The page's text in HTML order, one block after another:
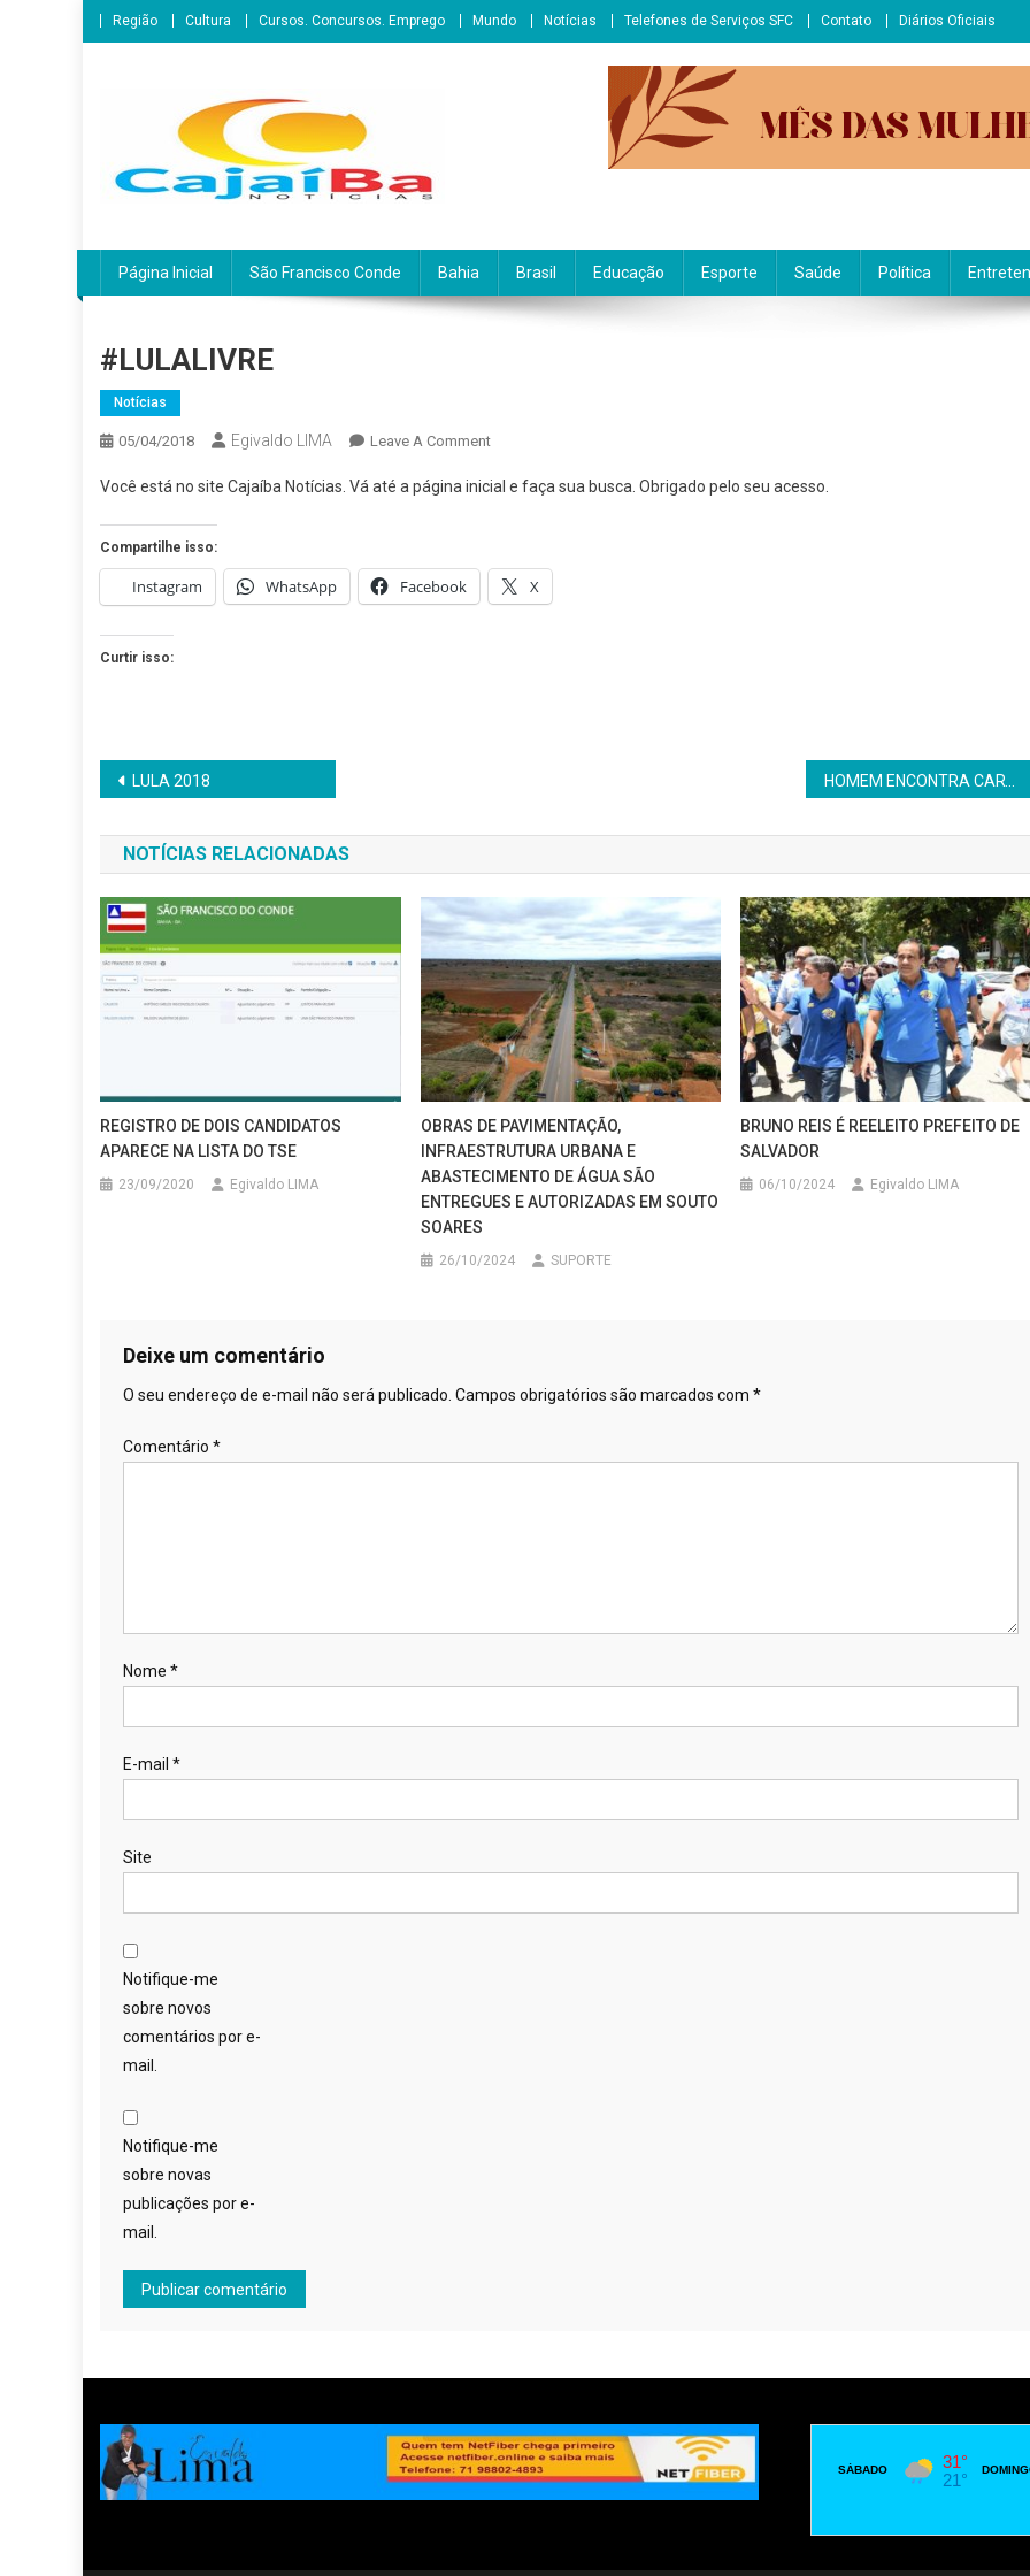
Skip
to
Região Cultura Cursos. Concursos. Emprego Mundo Notícias Telefones de Serviços SFC Contato Diários Oficiais
Página Inicial São Francisco Conde Bahia Brasil Educação Esporte Saúde Política
#LULALIVRE
Notícias
05/04/2018 Egivaldo LIMA Leave A CommentOn
Você está no site Cajaíba Notícias. Vá até a página inicial e faça sua busca. Obrigado pelo seu acesso.
Compartilhe isso:
Instagram WhatsApp Facebook X
Curtir isso:
Navegação
de
Post
LULA 2018
NOTÍCIAS RELACIONADAS
REGISTRO DE DOIS CANDIDATOS
APARECE NA LISTA DO TSE
23/09/2020 Egivaldo LIMA
OBRAS DE PAVIMENTAÇÃO,
INFRAESTRUTURA URBANA E
ABASTECIMENTO DE ÁGUA SÃO
ENTREGUES E AUTORIZADAS EM SOUTO
SOARES
26/10/2024 SUPORTE
BRUNO REIS É REELEITO PREFEITO DE
SALVADOR
06/10/2024 Egivaldo LIMA
Deixe um comentário
O seu endereço de e-mail não será publicado. Campos obrigatórios são marcados com *
Comentário *
Nome *
E-mail *
Site
Notifique-me
sobre novos
comentários por e-
mail.
Notifique-me
sobre novas
publicações por e-
mail.